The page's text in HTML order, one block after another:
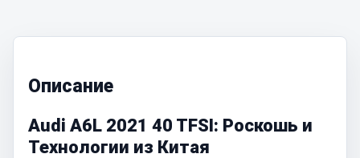
Описание
Audi A6L 2021 40 TFSI: Роскошь и
Технологии из Китая